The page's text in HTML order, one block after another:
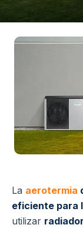
La aerotermia
eficiente para
utilizar